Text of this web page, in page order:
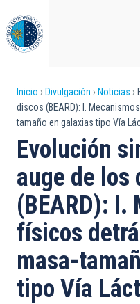
al
contenido
principal
Sobrescribir
enlaces
de
ayuda
a
la
navegación
Inicio Divulgación Noticias
discos (BEARD): I.
tamaño en galaxias tipo Vía
Evolución
auge de los
(BEARD): I.
físicos
masa-
tipo Vía